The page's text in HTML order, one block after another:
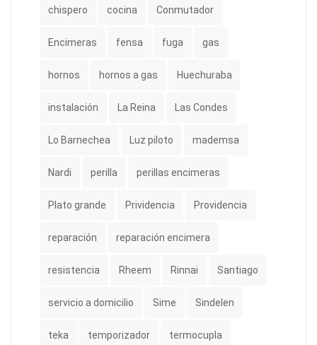
chispero cocina Conmutador
Encimeras fensa fuga gas
hornos hornos a gas Huechuraba
instalación La Reina Las Condes
Lo Barnechea Luz piloto mademsa
Nardi perilla perillas encimeras
Plato grande Prividencia Providencia
reparación reparación encimera
resistencia Rheem Rinnai Santiago
servicio a domicilio Sime Sindelen
teka temporizador termocupla